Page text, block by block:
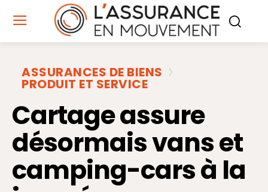
ASSURANCES DE BIENS
PRODUIT ET SERVICE
Cartage assure
désormais vans et
camping-cars à la